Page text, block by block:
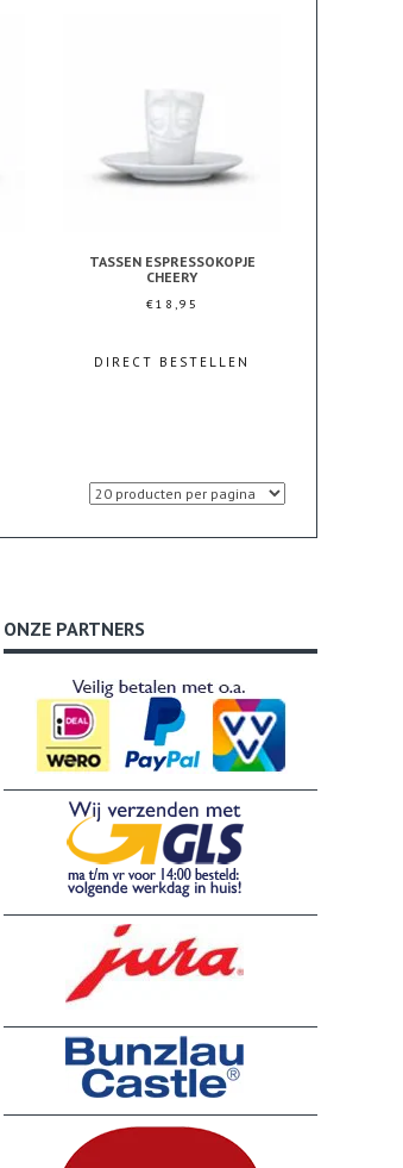
TASSEN ESPRESSOKOPJE
CHEERY
€18,95
DIRECT BESTELLEN
ONZE PARTNERS